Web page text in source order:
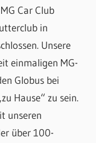
Car Club
in
Unsere
einmaligen MG-
Globus bei
Hause“ zu sein.
unseren
über 100-